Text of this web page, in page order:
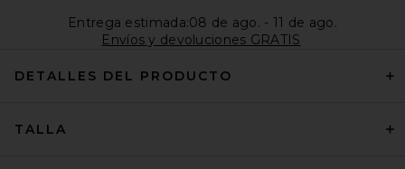
Entrega estimada:08 de ago. - 11 de ago.
Envíos y devoluciones GRATIS
DETALLES DEL PRODUCTO
TALLA